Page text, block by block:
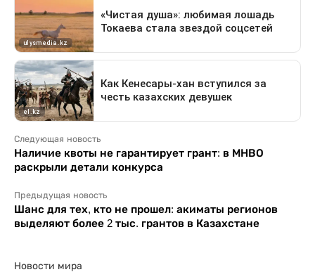
Следующая новость
Наличие квоты не гарантирует грант: в МНВО
раскрыли детали конкурса
Предыдущая новость
Шанс для тех, кто не прошел: акиматы регионов
выделяют более 2 тыс. грантов в Казахстане
Новости мира